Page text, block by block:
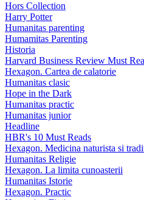
Hors Collection
Harry Potter
Humanitas parenting
Humamitas Parenting
Historia
Harvard Business Review Must
Hexagon. Cartea de calatorie
Humanitas clasic
Hope in the Dark
Humanitas practic
Humanitas junior
Headline
HBR's 10 Must Reads
Hexagon. Medicina naturista si
Humanitas Religie
Hexagon. La limita cunoasterii
Humanitas Istorie
Hexagon. Practic